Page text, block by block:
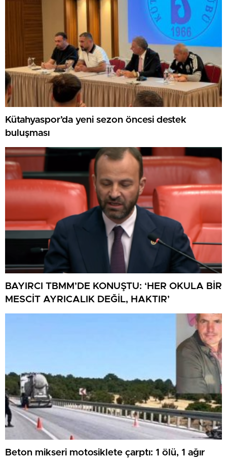
Kütahyaspor’da yeni sezon öncesi destek
buluşması
BAYIRCI TBMM’DE KONUŞTU: ‘HER OKULA BİR
MESCİT AYRICALIK DEĞİL, HAKTIR’
Beton mikseri motosiklete çarptı: 1 ölü, 1 ağır